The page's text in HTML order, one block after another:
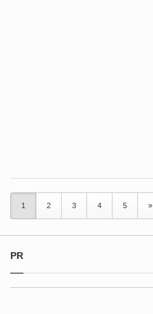
1 2 3 4 5 »
PR